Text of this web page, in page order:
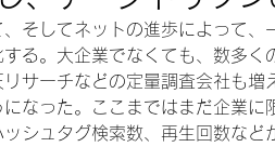
そしてネットの進歩によって、
る。大企業でなくても、数多
サーチなどの定量調査会社も
なった。ここまではまだ企業
シュタグ検索数、再生回数な